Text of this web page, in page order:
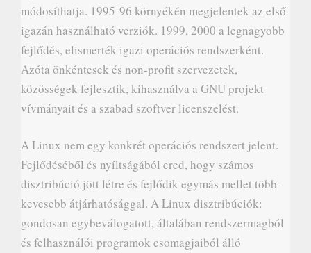
módosíthatja. 1995-96 környékén megjelentek az első
igazán használható verziók. 1999, 2000 a legnagyobb
fejlődés, elismerték igazi operációs rendszerként.
Azóta önkéntesek és non-profit szervezetek,
közösségek fejlesztik, kihasználva a GNU projekt
vívmányait és a szabad szoftver licenszelést.
A Linux nem egy konkrét operációs rendszert jelent.
Fejlődéséből és nyíltságából ered, hogy számos
disztribúció jött létre és fejlődik egymás mellet több-
kevesebb átjárhatósággal. A Linux disztribúciók:
gondosan egybeválogatott, általában rendszermagból
és felhasználói programok csomagjaiból álló